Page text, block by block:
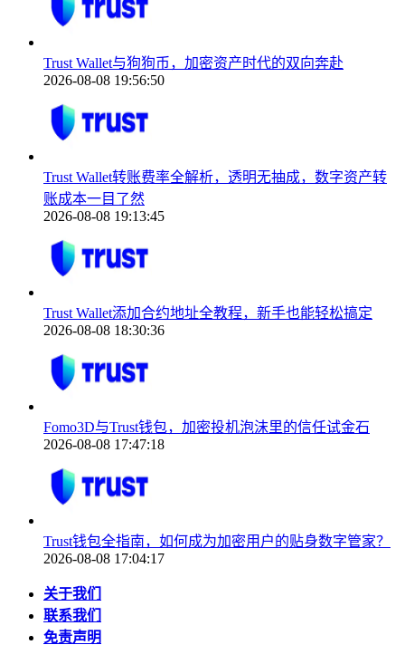
Trust Wallet与狗狗币，加密资产时代的双向奔赴
2026-08-08 19:56:50
Trust Wallet转账费率全解析，透明无抽成，数字资产转
账成本一目了然
2026-08-08 19:13:45
Trust Wallet添加合约地址全教程，新手也能轻松搞定
2026-08-08 18:30:36
Fomo3D与Trust钱包，加密投机泡沫里的信任试金石
2026-08-08 17:47:18
Trust钱包全指南，如何成为加密用户的贴身数字管家？
2026-08-08 17:04:17
关于我们
联系我们
免责声明